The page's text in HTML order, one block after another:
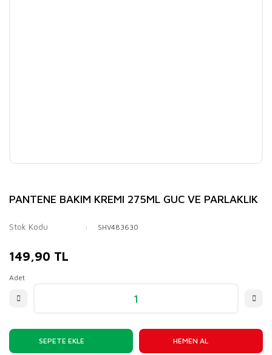
PANTENE BAKIM KREMI 275ML GUC VE PARLAKLIK
Stok Kodu SHV483630
149,90 TL
Adet
SEPETE EKLE HEMEN AL